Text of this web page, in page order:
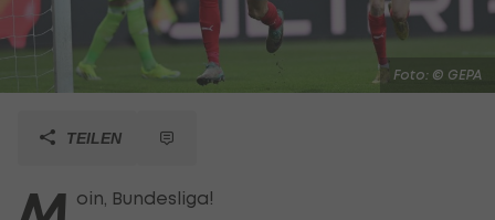
Foto: © GEPA
TEILEN
oin, Bundesliga!